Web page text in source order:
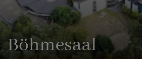
Böhmesaal